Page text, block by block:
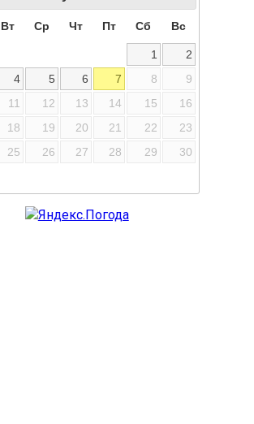
Вт Ср Чт Пт Сб Вс
1
2
4 5 6 7 8
9
11 12 13 14 15
16
18 19 20 21 22
23
25 26 27 28 29
30